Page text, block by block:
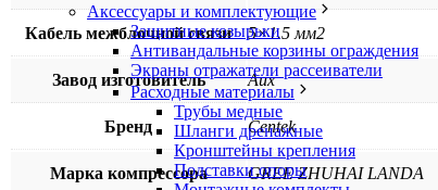
Аксессуары и комплектующие
Защитные козырьки
Антивандальные корзины ограждения
Экраны отражатели рассеиватели
Расходные материалы
Трубы медные
Шланги дренажные
Кронштейны крепления
Подставки опоры
Кабель межблочной связи 5×1.5 мм2
Завод изготовитель Aux
Бренд Centek
Марка компрессора GREE ZHUHAI LANDA